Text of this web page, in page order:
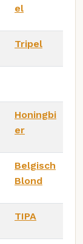
el
Tripel
Honingbi
er
Belgisch
Blond
TIPA